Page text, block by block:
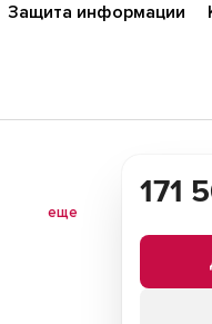
Защита информации
еще
171